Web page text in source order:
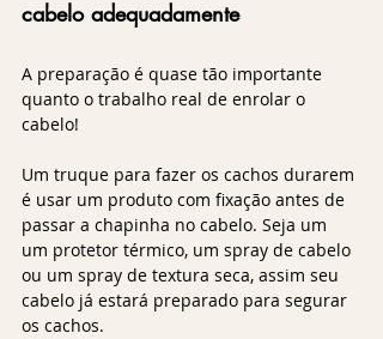
cabelo adequadamente
A preparação é quase tão importante
quanto o trabalho real de enrolar o
cabelo!
Um truque para fazer os cachos durarem
é usar um produto com fixação antes de
passar a chapinha no cabelo. Seja um
um protetor térmico, um spray de cabelo
ou um spray de textura seca, assim seu
cabelo já estará preparado para segurar
os cachos.